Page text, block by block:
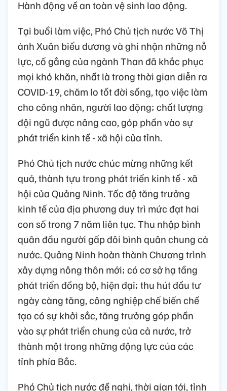
Hành động về an toàn vệ sinh lao động.
Tại buổi làm việc, Phó Chủ tịch nước Võ Thị
ánh Xuân biểu dương và ghi nhận những nỗ
lực, cố gắng của ngành Than đã khắc phục
mọi khó khăn, nhất là trong thời gian diễn ra
COVID-19, chăm lo tốt đời sống, tạo việc làm
cho công nhân, người lao động; chất lượng
đội ngũ được nâng cao, góp phần vào sự
phát triển kinh tế - xã hội của tỉnh.
Phó Chủ tịch nước chúc mừng những kết
quả, thành tựu trong phát triển kinh tế - xã
hội của Quảng Ninh. Tốc độ tăng trưởng
kinh tế của địa phương duy trì mức đạt hai
con số trong 7 năm liên tục. Thu nhập bình
quân đầu người gấp đôi bình quân chung cả
nước. Quảng Ninh hoàn thành Chương trình
xây dựng nông thôn mới; có cơ sở hạ tầng
phát triển đồng bộ, hiện đại; thu hút đầu tư
ngày càng tăng, công nghiệp chế biến chế
tạo có sự khởi sắc, tăng trưởng góp phần
vào sự phát triển chung của cả nước, trở
thành một trong những động lực của các
tỉnh phía Bắc.
Phó Chủ tịch nước đề nghị, thời gian tới, tỉnh